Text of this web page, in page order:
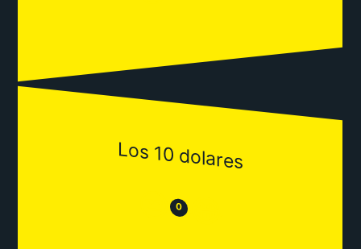
Los 10 dolares
😒 0 😂